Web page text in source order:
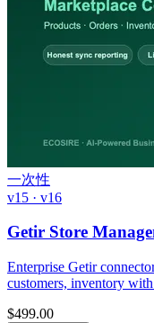
一次性
v15 · v16
Getir Store
Enterprise Getir
customers, inventory
$499.00